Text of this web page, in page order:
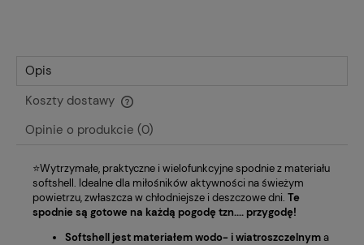
Opis
Koszty dostawy
Cena nie zawiera ewentualnych kosztów płatności
Opinie o produkcie (0)
⭐Wytrzymałe, praktyczne i wielofunkcyjne spodnie z materiału
softshell. Idealne dla miłośników aktywności na świeżym
powietrzu, zwłaszcza w chłodniejsze i deszczowe dni. Te
spodnie są gotowe na każdą pogodę tzn.... przygodę!
Softshell jest materiałem wodo- i wiatroszczelnyma